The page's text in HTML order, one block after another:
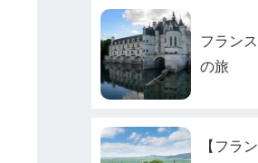
フラン
の旅
【フラ